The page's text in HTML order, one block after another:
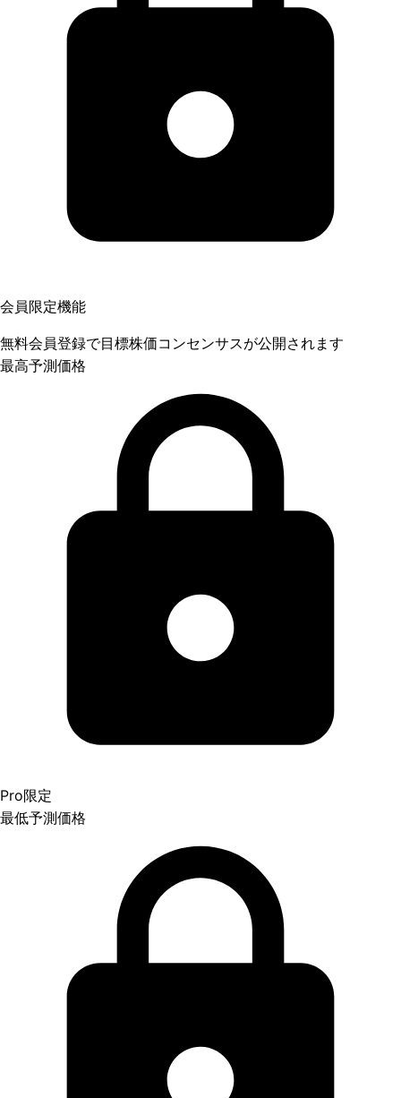
会員限定機能
無料会員登録で目標株価コンセンサスが公開されます
最高予測価格
Pro限定
最低予測価格